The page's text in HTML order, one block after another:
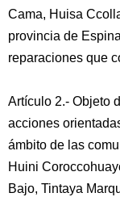
Cama, Huisa
provincia de
reparaciones que
Artículo 2.- Objeto
acciones
ámbito de las
Huini
Bajo, Tintaya